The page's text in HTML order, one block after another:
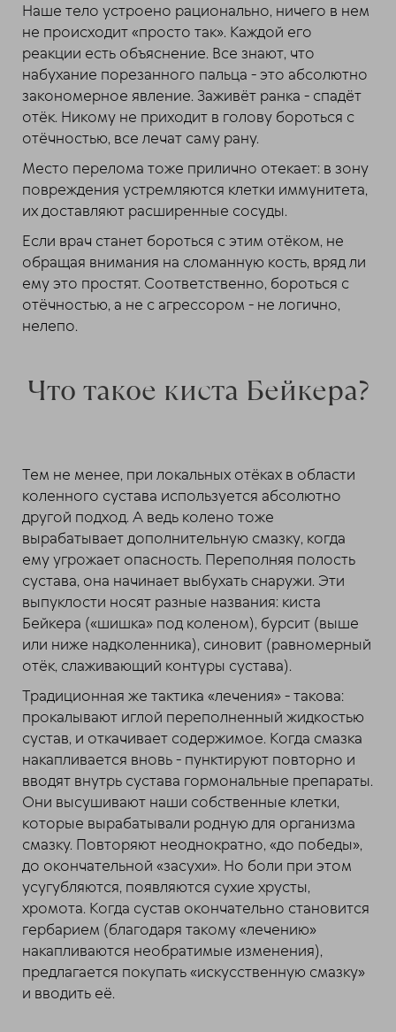
Наше тело устроено рационально, ничего в нем
не происходит «просто так». Каждой его
реакции есть объяснение. Все знают, что
набухание порезанного пальца - это абсолютно
закономерное явление. Заживёт ранка - спадёт
отёк. Никому не приходит в голову бороться с
отёчностью, все лечат саму рану.
Место перелома тоже прилично отекает: в зону
повреждения устремляются клетки иммунитета,
их доставляют расширенные сосуды.
Если врач станет бороться с этим отёком, не
обращая внимания на сломанную кость, вряд ли
ему это простят. Соответственно, бороться с
отёчностью, а не с агрессором - не логично,
нелепо.
Что такое киста Бейкера?
Тем не менее, при локальных отёках в области
коленного сустава используется абсолютно
другой подход. А ведь колено тоже
вырабатывает дополнительную смазку, когда
ему угрожает опасность. Переполняя полость
сустава, она начинает выбухать снаружи. Эти
выпуклости носят разные названия: киста
Бейкера («шишка» под коленом), бурсит (выше
или ниже надколенника), синовит (равномерный
отёк, слаживающий контуры сустава).
Традиционная же тактика «лечения» - такова:
прокалывают иглой переполненный жидкостью
сустав, и откачивает содержимое. Когда смазка
накапливается вновь - пунктируют повторно и
вводят внутрь сустава гормональные препараты.
Они высушивают наши собственные клетки,
которые вырабатывали родную для организма
смазку. Повторяют неоднократно, «до победы»,
до окончательной «засухи». Но боли при этом
усугубляются, появляются сухие хрусты,
хромота. Когда сустав окончательно становится
гербарием (благодаря такому «лечению»
накапливаются необратимые изменения),
предлагается покупать «искусственную смазку»
и вводить её.